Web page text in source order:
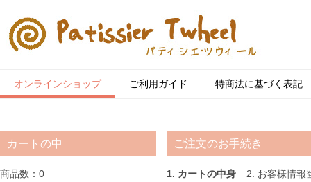
オンラインショップ ご利用ガイド 特商法に基づく表記
ご注文のお手続き
カートの中身 お客様情報
カートの中
商品数：0